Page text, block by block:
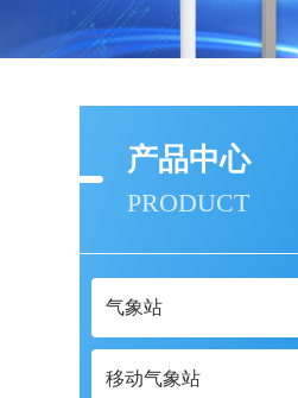
产品中心
PRODUCT
气象站
移动气象站